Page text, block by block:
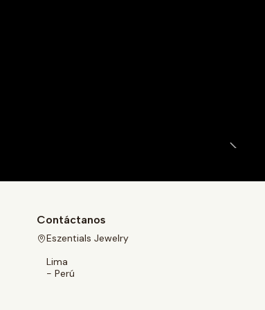
Contáctanos
Eszentials Jewelry
Lima
- Perú